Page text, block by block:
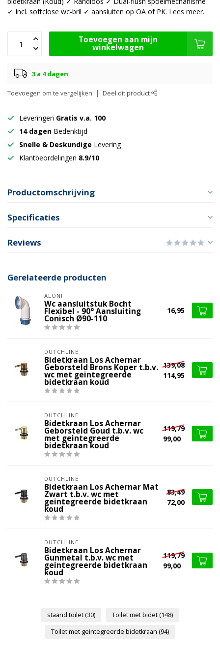
✓ Incl. softclose wc-bril ✓ aansluiten op OA of PK. Lees meer.
Toevoegen aan mijn
winkelwagen
3 a 4 dagen
Toevoegen om te vergelijken Deel dit product
Leveringen Gratis v.a. 100
14 dagen Bedenktijd
Snelle & Deskundige Levering
Klantbeordelingen 8.9/10
Productomschrijving
Specificaties
Reviews
Gerelateerde producten
ALONI
Wc aansluitstuk Bocht
Flexibel - 90° Aansluiting
Conisch Ø90-110
16,95
DUTCHLINE
Bidetkraan Los Achernar
Geborsteld Brons Koper t.b.v.
wc met geintegreerde
bidetkraan koud
139,08
114,95
DUTCHLINE
Bidetkraan Los Achernar
Geborsteld Goud t.b.v. wc
met geintegreerde
bidetkraan koud
119,79
99,00
DUTCHLINE
Bidetkraan Los Achernar Mat
Zwart t.b.v. wc met
geintegreerde bidetkraan
koud
83,49
72,00
DUTCHLINE
Bidetkraan Los Achernar
Gunmetal t.b.v. wc met
geintegreerde bidetkraan
koud
119,79
99,00
staand toilet(30) Toilet met bidet(148)
Toilet met geintegreerde bidetkraan (94)